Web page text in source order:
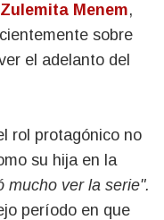
Zulemita Menem,
sobre
el adelanto del
rol protagónico no
su hija en la
mucho ver la serie".
período en que